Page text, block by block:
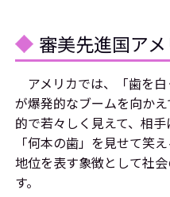
審美先進国アメ
アメリカでは、「歯を白
が爆発的なブームを向か
的で若々しく見えて、相手
「何本の歯」を見せて笑
地位を表す象徴として社
す。